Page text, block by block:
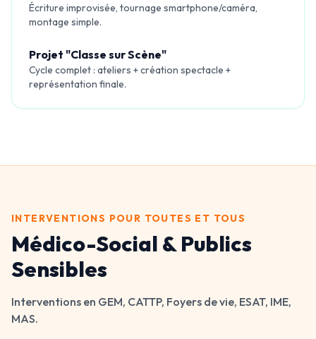
Écriture improvisée, tournage smartphone/caméra,
montage simple.
Projet "Classe sur Scène"
Cycle complet : ateliers + création spectacle +
représentation finale.
INTERVENTIONS POUR TOUTES ET TOUS
Médico-Social & Publics
Sensibles
Interventions en GEM, CATTP, Foyers de vie, ESAT, IME,
MAS.